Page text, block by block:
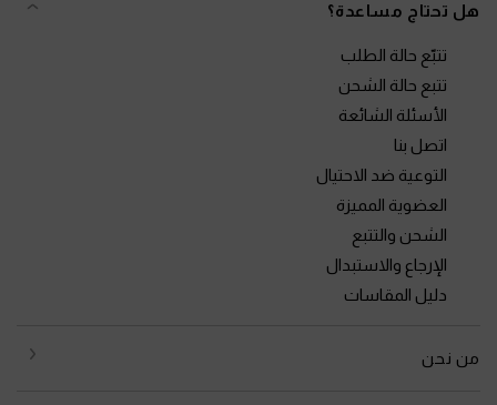
هل تحتاج مساعدة؟
تتبّع حالة الطلب
تتبع حالة الشحن
الأسئلة الشائعة
اتصل بنا
التوعية ضد الاحتيال
العضوية المميزة
الشحن والتتبع
الإرجاع والاستبدال
دليل المقاسات
من نحن